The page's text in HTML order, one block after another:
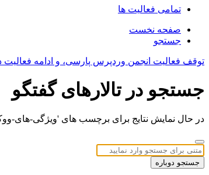
تمامی فعالیت ها
صفحه نخست
جستجو
توقف فعالیت انجمن وردپرس پارسی، و ادامه
جستجو در تالارهای گفتگو
در حال نمایش نتایج برای برچسب های 'ویژگی-های-
جستجو دوباره